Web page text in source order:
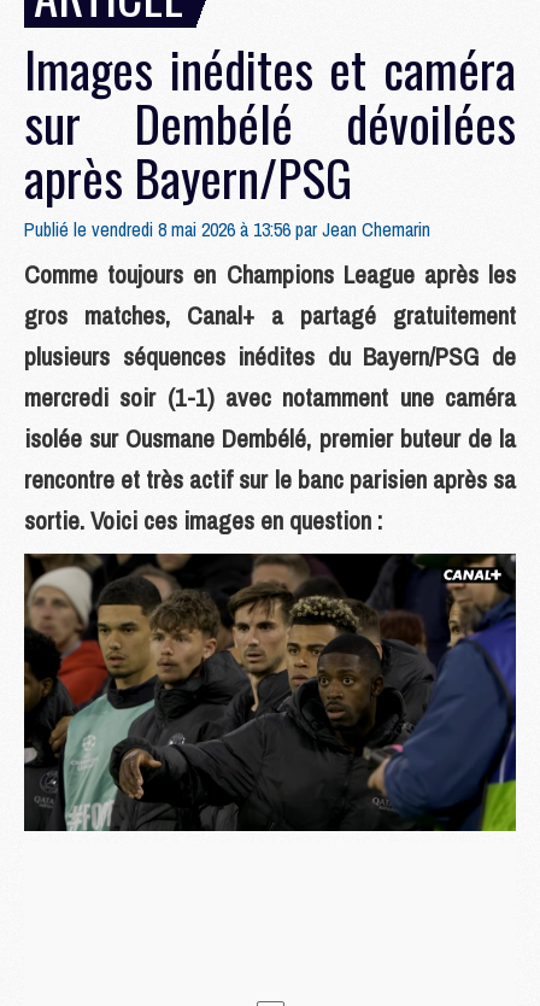
Images inédites et caméra
sur Dembélé dévoilées
après Bayern/PSG
Publié le vendredi 8 mai 2026 à 13:56 parJean Chemarin
Comme toujours en Champions League après les
gros matches, Canal+ a partagé gratuitement
plusieurs séquences inédites du Bayern/PSG de
mercredi soir (1-1) avec notamment une caméra
isolée sur Ousmane Dembélé, premier buteur de la
rencontre et très actif sur le banc parisien après sa
sortie. Voici ces images en question :